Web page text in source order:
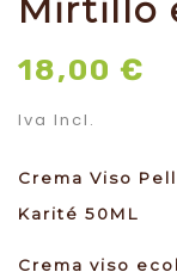
Mirtillo
18,00 €
Iva Incl.
Crema Viso
Karité 50ML
Crema viso